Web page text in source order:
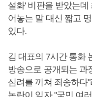
설화' 비판을 받았는
어놓는 말 대신 짧고
있다.
김 대표의 7시간 통화
방송으로 공개되는 과
심려를 끼쳐 죄송하다